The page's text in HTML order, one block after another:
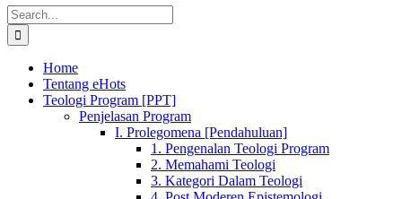
Search
for:
Home
Tentang eHots
Teologi Program [PPT]
Penjelasan Program
I. Prolegomena [Pendahuluan]
1. Pengenalan Teologi Program
2. Memahami Teologi
3. Kategori Dalam Teologi